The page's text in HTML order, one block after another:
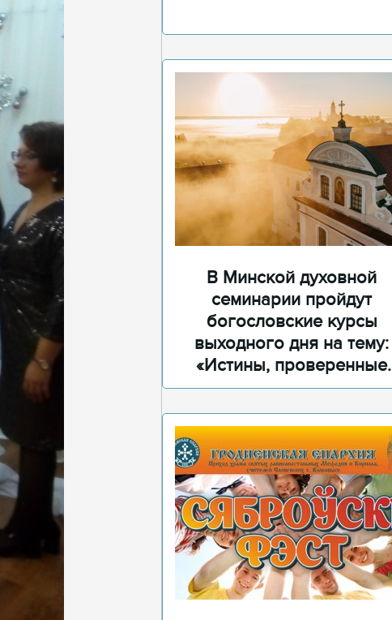
В Минской духовной
семинарии пройдут
богословские курсы
выходного дня на тему:
«Истины, проверенные
временем»